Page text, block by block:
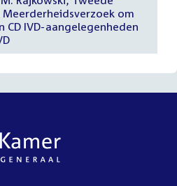
Meerderheidsverzoek om
CD IVD-aangelegenheden